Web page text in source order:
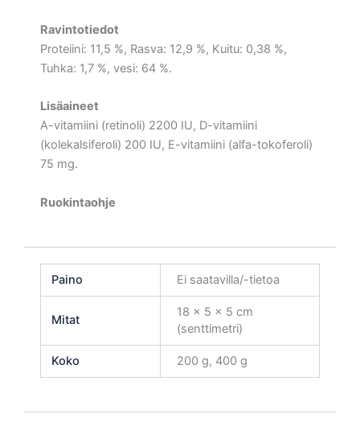
Ravintotiedot
Proteiini: 11,5 %, Rasva: 12,9 %, Kuitu: 0,38 %,
Tuhka: 1,7 %, vesi: 64 %.
Lisäaineet
A-vitamiini (retinoli) 2200 IU, D-vitamiini
(kolekalsiferoli) 200 IU, E-vitamiini (alfa-tokoferoli)
75 mg.
Ruokintaohje
Paino Ei saatavilla/-tietoa
Mitat
18 × 5 × 5 cm
(senttimetri)
Koko 200 g, 400 g